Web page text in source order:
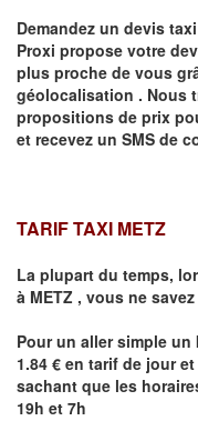
Demandez un devis
Proxi propose votre
plus proche de vous
géolocalisation . Nous
propositions de prix
et recevez un SMS de
TARIF TAXI METZ
La plupart du temps,
à METZ , vous ne
Pour un aller simple
1.84 € en tarif de jour
sachant que les
19h et 7h